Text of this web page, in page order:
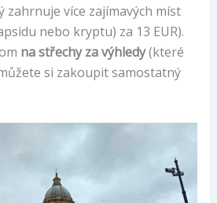
zahrnuje více zajímavých míst
nebo kryptu) za 13 EUR).
na střechy za výhledy(které
si zakoupit samostatný